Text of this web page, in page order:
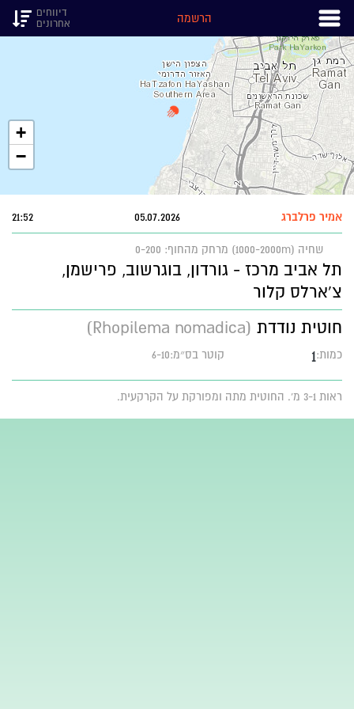
הרשמה
דיווחים
אחרונים
+
−
אמיר פרלברג 05.07.2026
21:52
שחיה (1000-2000m) מרחק מהחוף: 0-200
תל אביב מרכז - גורדון, בוגרשוב, פרישמן,
צ'ארלס קלור
חוטית נודדת (Rhopilema nomadica)
כמות:1 קוטר בס״מ:6-10
ראות 3-1 מ'. החוטית מתה ומפורקת על הקרקעית.